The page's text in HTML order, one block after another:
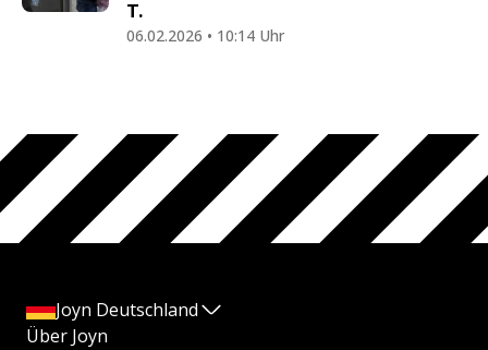
T.
06.02.2026 • 10:14 Uhr
Joyn Deutschland
Über Joyn